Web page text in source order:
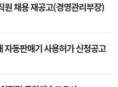
원 채용 재공고(경영관리부장)
자동판매기 사용허가 신청공고